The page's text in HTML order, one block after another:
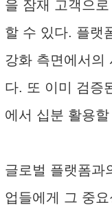
을 잠재 고객으
할 수 있다. 플랫
강화 측면에서의
다. 또 이미 검증
에서 십분 활용
글로벌 플랫폼과
업들에게 그 중